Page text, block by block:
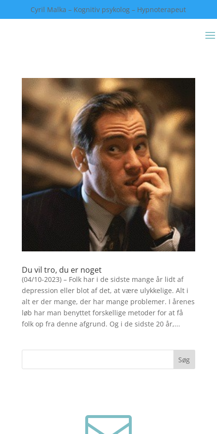
Cyril Malka – Kognitiv psykolog – Hypnoterapeut
Du vil tro, du er noget
(04/10-2023) – Folk har i de sidste mange år lidt af
depression eller blot af det, at være ulykkelige. Alt i
alt er der mange, der har mange problemer. I årenes
løb har man benyttet forskellige metoder for at få
folk op fra denne afgrund. Og i de sidste 20 år,...
Søg